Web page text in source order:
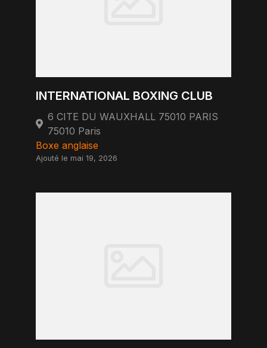
INTERNATIONAL BOXING CLUB
6 CITE DU WAUXHALL 75010 PARIS
75010 Paris
Boxe anglaise
Ajouté le mai 19, 2026